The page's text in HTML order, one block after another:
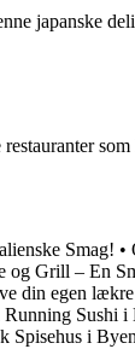
japanske
Smag! •
og Grill – En
din egen
Running Sushi i
Spisehus i